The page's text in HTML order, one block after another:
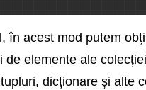
în acest mod putem
de elemente ale
dicționare și alte